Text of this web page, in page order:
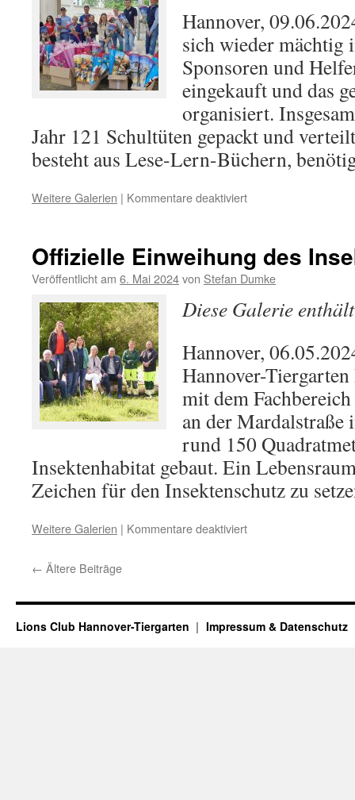
Hannover,
sich wieder mächtig
Sponsoren und
eingekauft und das
organisiert.
Jahr 121 Schultüten gepackt und
besteht aus Lese-Lern-Büchern,
Weitere Galerien | Kommentare deaktiviertfür
Leos
packen
Schultüten
Offizielle Einweihung des
Veröffentlicht am 6. Mai 2024von Stefan Dumke
Diese Galerie
Hannover,
Hannover-
mit dem
an der Mardalstraße
rund 150
Insektenhabitat gebaut. Ein
Zeichen für den Insektenschutz zu
Weitere Galerien | Kommentare deaktiviertfür
← Ältere Beiträge
Lions Club Hannover-Tiergarten Impressum & Datenschutz